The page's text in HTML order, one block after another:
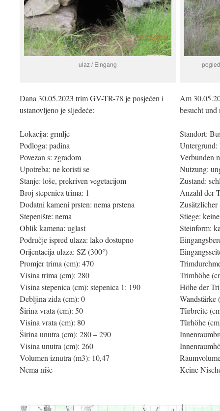
ulaz / Eingang
Dana 30.05.2023 trim GV-TR-78 je posjećen i
ustanovljeno je sljedeće:
Lokacija: grmlje
Podloga: padina
Povezan s: zgradom
Upotreba: ne koristi se
Stanje: loše, prekriven vegetacijom
Broj stepenica trima: 1
Dodatni kameni prsten: nema prstena
Stepenište: nema
Oblik kamena: uglast
Područje ispred ulaza: lako dostupno
Orijentacija ulaza: SZ (300°)
Promjer trima (cm): 470
Visina trima (cm): 280
Visina stepenica (cm): stepenica 1: 190
Debljina zida (cm): 0
Širina vrata (cm): 50
Visina vrata (cm): 80
Širina unutra (cm): 280 – 290
Visina unutra (cm): 260
Volumen iznutra (m3): 10,47
Nema niše
Am
besucht und
Standort:
Untergrund:
Verbunden
Nutzung:
Zustand:
Anzahl der
Stiege: keine
Steinform:
Trimhöhe
Höhe der
Wandstärke
Türbreite
Türhöhe
Keine